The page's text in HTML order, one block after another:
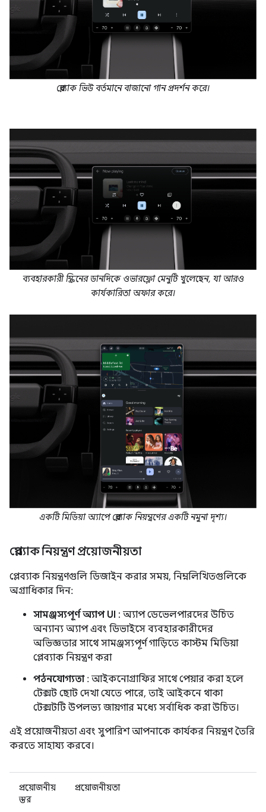
প্লেব্যাক ভিউ বর্তমানে বাজানো গান প্রদর্শন করে।
ব্যবহারকারী স্ক্রিনের ডানদিকে ওভারফ্লো মেনুটি খুলেছেন, যা আরও
কার্যকারিতা অফার করে।
একটি মিডিয়া অ্যাপে প্লেব্যাক নিয়ন্ত্রণের একটি নমুনা দৃশ্য।
প্লেব্যাক নিয়ন্ত্রণ প্রয়োজনীয়তা
প্লেব্যাক নিয়ন্ত্রণগুলি ডিজাইন করার সময়, নিম্নলিখিতগুলিকে
অগ্রাধিকার দিন:
সামঞ্জস্যপূর্ণ অ্যাপ UI : অ্যাপ ডেভেলপারদের উচিত
অন্যান্য অ্যাপ এবং ডিভাইসে ব্যবহারকারীদের
অভিজ্ঞতার সাথে সামঞ্জস্যপূর্ণ গাড়িতে কাস্টম মিডিয়া
প্লেব্যাক নিয়ন্ত্রণ করা
পঠনযোগ্যতা: আইকনোগ্রাফির সাথে পেয়ার করা হলে
টেক্সট ছোট দেখা যেতে পারে, তাই আইকনে থাকা
টেক্সটটি উপলভ্য জায়গার মধ্যে সর্বাধিক করা উচিত।
এই প্রয়োজনীয়তা এবং সুপারিশ আপনাকে কার্যকর নিয়ন্ত্রণ তৈরি
করতে সাহায্য করবে।
প্রয়োজনীয়
স্তর
প্রয়োজনীয়তা